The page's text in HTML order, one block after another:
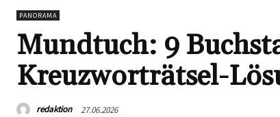
PANORAMA
Mundtuch: 9
Kreuzworträtsel-
redaktion 27.06.2026